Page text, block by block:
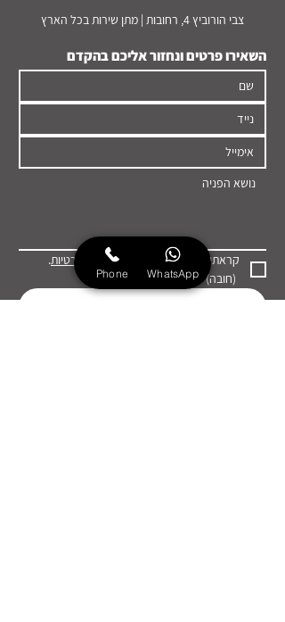
צבי הורוביץ 4, רחובות | מתן שירות בכל הארץ
השאירו פרטים ונחזור אליכם בהקדם
קראתי ואני מאשר/ת את מדיניות הפרטיות.
(חובה)
Phone WhatsApp